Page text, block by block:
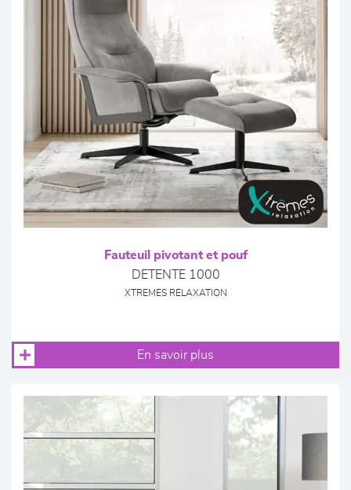
Fauteuil pivotant et pouf
DETENTE 1000
XTREMES RELAXATION
En savoir plus